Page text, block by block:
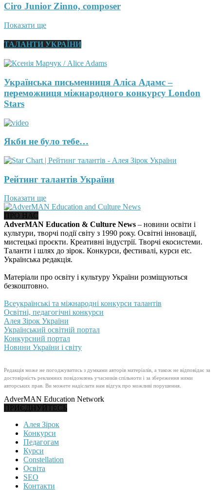
Ciro Junior Zinno, composer
Показати ще
ТАЛАНТИ УКРАЇНИ
Українська письменниця Аліса Адамс –
переможниця міжнародного конкурсу London
Stars
Якби не було тебе…
Рейтинг талантів України
Показати ще
ПРО НАС
AdverMAN Education & Culture News – новини освіти і
культури, творчі події світу з 1990 року. Освітні інновації,
мистецькі проєкти. Креативні індустрії. Творчі екосистеми.
Таланти і шлях до зірок. Конкурси, фестивалі, курси etc.
Українська редакція.
Матеріали про освіту і культуру України розміщуються
безкоштовно.
Всеукраїнські та міжнародні конкурси талантів
Освітні, педагогічні конкурси
Алея Зірок України
Український освітній портал
Конкурсний портал
Новини України і світу
Редакція може не погоджуватись з думками авторів матеріалів, а також не відповідає за
достовірність рекламних повідомлень учасників спільноти і за збереження ними
авторських прав. Ви можете надіслати нам відгук про можливі порушення.
AdverMAN Education Network
ПРИЄДНУЙТЕСЬ
Алея Зірок
Конкурси
Педагогам
Курси
Constellation
Освіта
SEO
Контакти